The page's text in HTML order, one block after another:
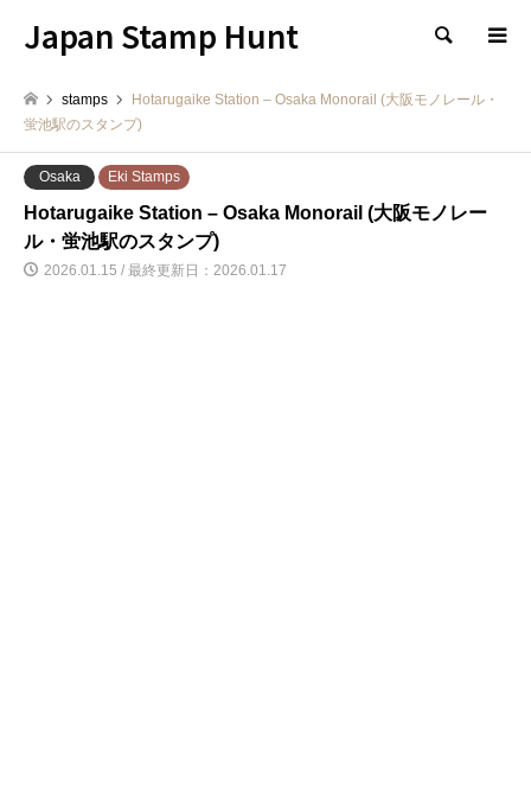
Japan Stamp Hunt 検索
stamps
Hotarugaike Station – Osaka Monorail (大阪モノレール・
蛍池駅のスタンプ)
Osaka Eki Stamps
Hotarugaike Station – Osaka Monorail (大阪モノレー
ル・蛍池駅のスタンプ)
2026.01.15 / 最終更新日：2026.01.17